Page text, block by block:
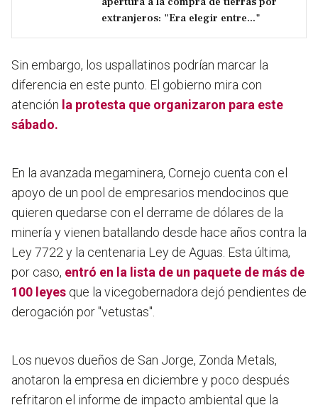
extranjeros: "Era elegir entre..."
Sin embargo, los uspallatinos podrían marcar la
diferencia en este punto. El gobierno mira con
atención la protesta que organizaron para este
sábado.
En la avanzada megaminera, Cornejo cuenta con el
apoyo de un pool de empresarios mendocinos que
quieren quedarse con el derrame de dólares de la
minería yvienen batallando desde hace años contra la
Ley 7722 y la centenaria Ley de Aguas. Esta última,
por caso, entró en la lista de un paquete de más de
100 leyes que la vicegobernadora dejó pendientes de
derogación por "vetustas".
Los nuevos dueños de San Jorge, Zonda Metals,
anotaron la empresa en diciembre y poco después
refritaron el informe de impacto ambiental que la